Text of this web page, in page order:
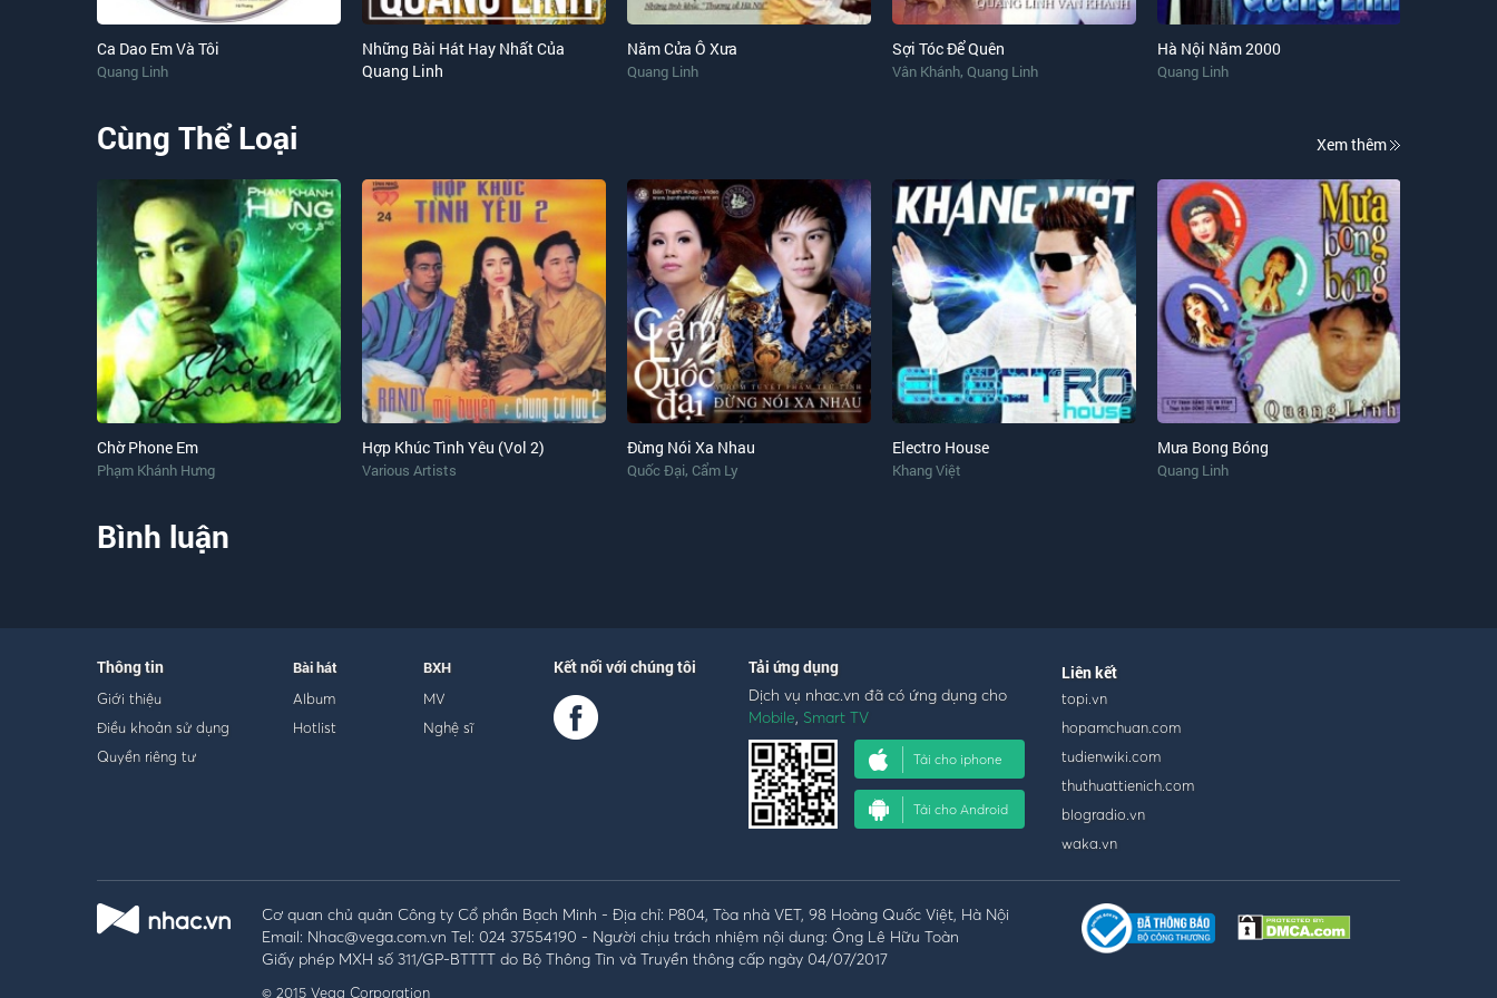
Ca Dao Em Và Tôi
Quang Linh
Những Bài Hát Hay Nhất Của
Quang Linh
Năm Cửa Ô Xưa
Quang Linh
Sợi Tóc Để Quên
Vân Khánh, Quang Linh
Hà Nội Năm 2000
Quang Linh
Cùng Thể Loại Xem thêm
Chờ Phone Em
Phạm Khánh Hưng
Hợp Khúc Tình Yêu (Vol 2)
Various Artists
Đừng Nói Xa Nhau
Quốc Đại, Cẩm Ly
Electro House
Khang Việt
Mưa Bong Bóng
Quang Linh
Bình luận
Thông tin
Giới thiệu
Điều khoản sử dụng
Quyền riêng tư
Bài hát
Album
Hotlist
BXH
MV
Nghệ sĩ
Kết nối với chúng tôi Tải ứng dụng
Dịch vụ nhac.vn đã có ứng dụng cho
Mobile, Smart TV
Tải cho iphone
Tải cho Android
Liên kết
topi.vn
hopamchuan.com
tudienwiki.com
thuthuattienich.com
blogradio.vn
waka.vn
Cơ quan chủ quản Công ty Cổ phần Bạch Minh - Địa chỉ: P804, Tòa nhà VET, 98 Hoàng Quốc Việt, Hà Nội
Email: Nhac@vega.com.vn Tel: 024 37554190 - Người chịu trách nhiệm nội dung: Ông Lê Hữu Toàn
Giấy phép MXH số 311/GP-BTTTT do Bộ Thông Tin và Truyền thông cấp ngày 04/07/2017
© 2015 Vega Corporation